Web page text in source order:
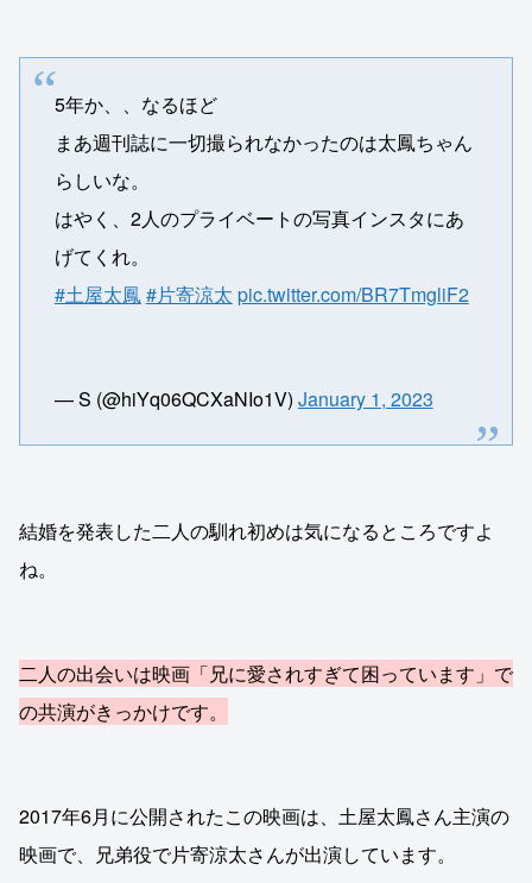
5年か、、なるほど
まあ週刊誌に一切撮られなかったのは太鳳ちゃん
らしいな。
はやく、2人のプライベートの写真インスタにあ
げてくれ。
#土屋太鳳#片寄涼太 pic.twitter.com/BR7TmgliF2
— S (@hiYq06QCXaNIo1V) January 1, 2023
結婚を発表した二人の馴れ初めは気になるところですよ
ね。
二人の出会いは映画「兄に愛されすぎて困っています」で
の共演がきっかけです。
2017年6月に公開されたこの映画は、土屋太鳳さん主演の
映画で、兄弟役で片寄涼太さんが出演しています。